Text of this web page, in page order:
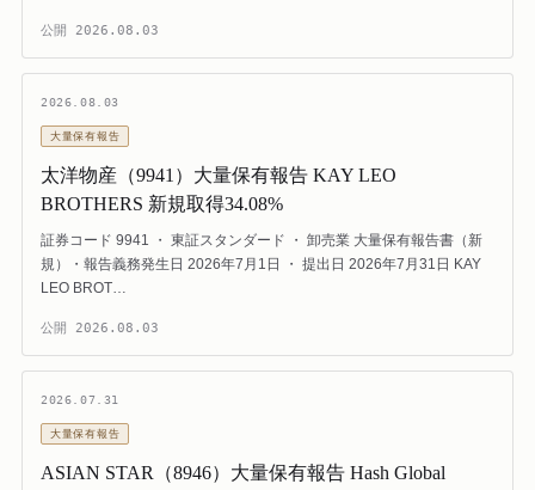
公開 2026.08.03
2026.08.03
大量保有報告
太洋物産（9941）大量保有報告 KAY LEO
BROTHERS 新規取得34.08%
証券コード 9941 ・ 東証スタンダード ・ 卸売業 大量保有報告書（新
規）・報告義務発生日 2026年7月1日 ・ 提出日 2026年7月31日 KAY
LEO BROT…
公開 2026.08.03
2026.07.31
大量保有報告
ASIAN STAR（8946）大量保有報告 Hash Global